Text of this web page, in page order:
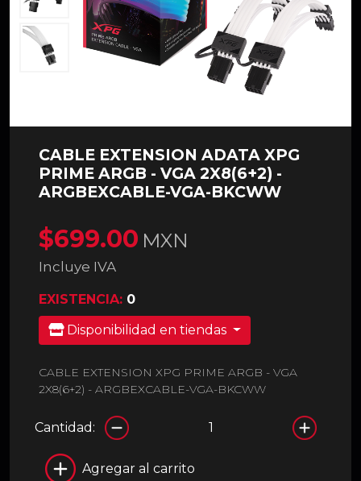
CABLE EXTENSION ADATA XPG
PRIME ARGB - VGA 2X8(6+2) -
ARGBEXCABLE-VGA-BKCWW
$699.00 MXN
Incluye IVA
EXISTENCIA: 0
Disponibilidad en tiendas
CABLE EXTENSION XPG PRIME ARGB - VGA
2X8(6+2) - ARGBEXCABLE-VGA-BKCWW
Cantidad:
Agregar al carrito